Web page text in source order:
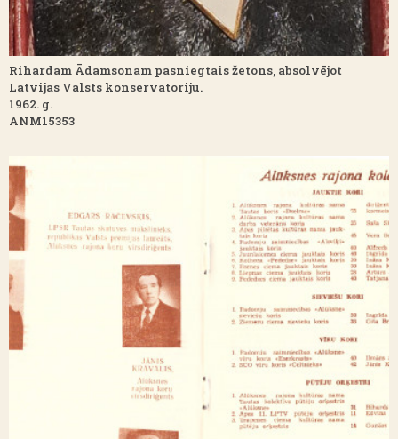
Rihardam Ādamsonam pasniegtais žetons, absolvējot
Latvijas Valsts konservatoriju.
1962. g.
ANM15353